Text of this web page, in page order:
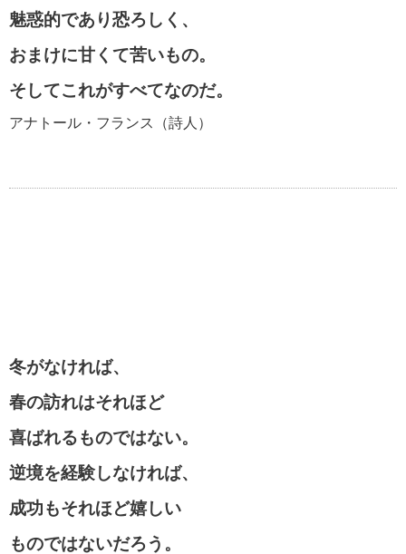
魅惑的であり恐ろしく、
おまけに甘くて苦いもの。
そしてこれがすべてなのだ。
アナトール・フランス（詩人）
冬がなければ、
春の訪れはそれほど
喜ばれるものではない。
逆境を経験しなければ、
成功もそれほど嬉しい
ものではないだろう。